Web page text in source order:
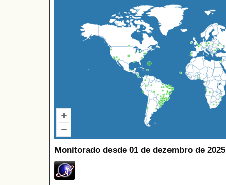
Monitorado desde 01 de dezembro de